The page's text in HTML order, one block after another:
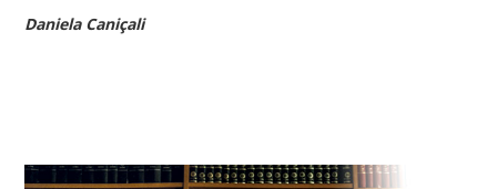
Daniela Caniçali